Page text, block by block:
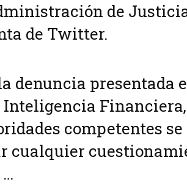
de
de Twitter.
denuncia presentada
Inteligencia
competentes se
cualquier